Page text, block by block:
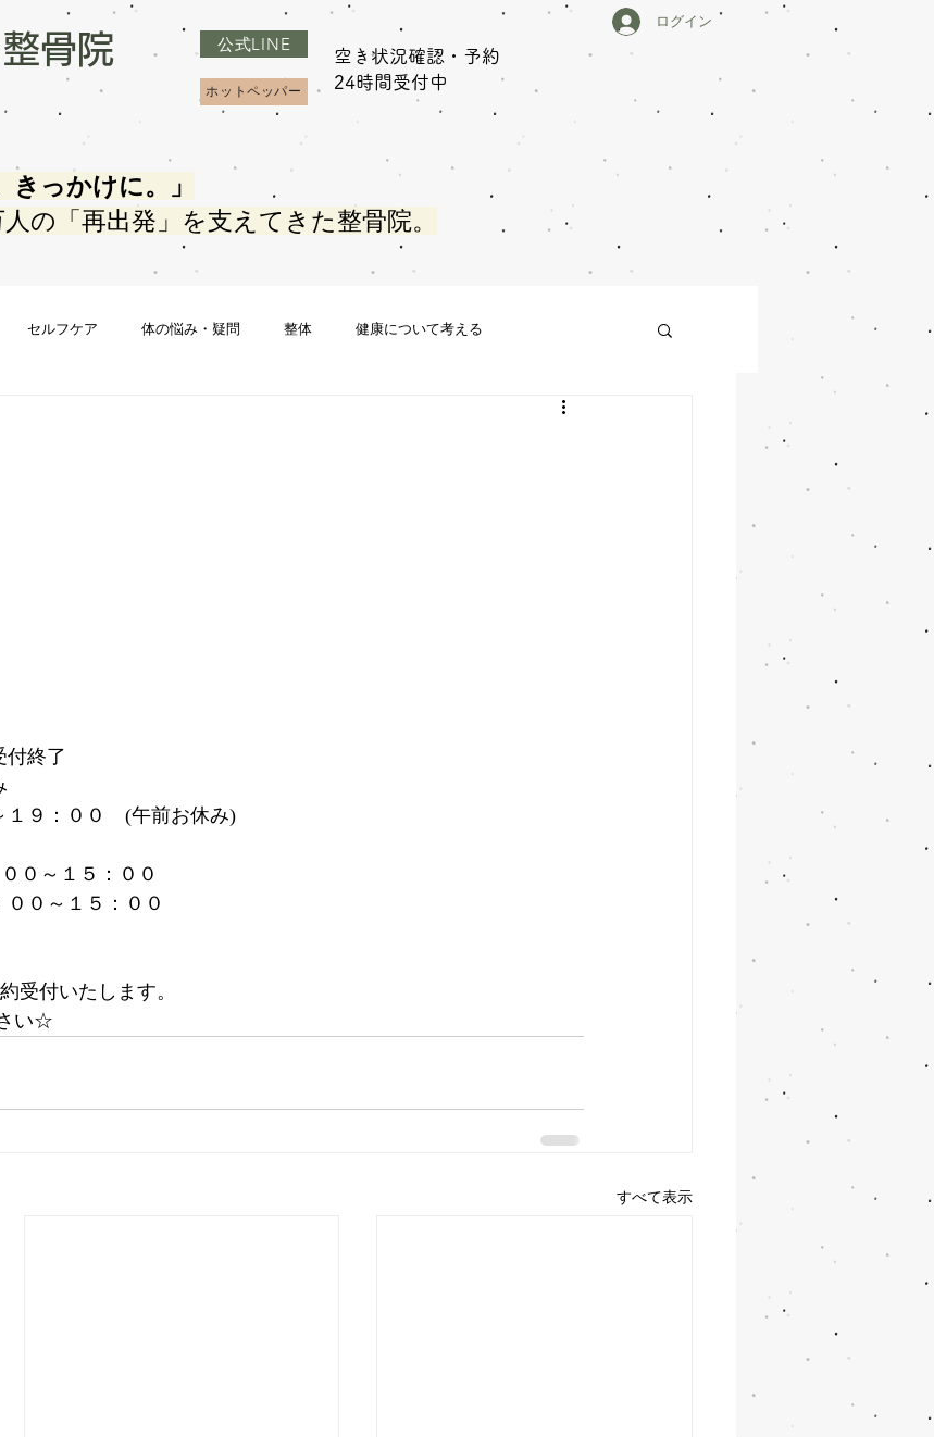
骨院 公式LINE
ホットペッパー
空き状況確認・予約
​24時間受付中
ログイン
きっかけに。」
の「再出発」を支えてきた整骨院。
セルフケア 体の悩み・疑問 整体 健康について考える
付終了
１９：００　(午前お休み)
０～１５：００
０～１５：００
受付いたします。
い☆
すべて表示